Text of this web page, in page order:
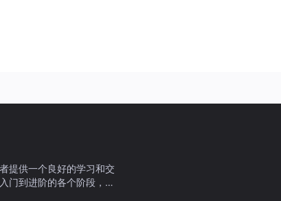
提供一个良好的学习和交
门到进阶的各个阶段，无